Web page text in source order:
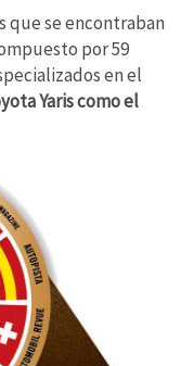
que se encontraban
por 59
en el
Yaris como el